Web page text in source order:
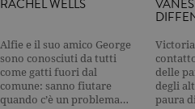
RACHEL WELLS
Alfie e il suo amico George
sono conosciuti da tutti
come gatti fuori dal
comune: sanno fiutare
quando c’è un problema…
delle
degli
paura
l'elemento
pattern sul
numero
univoco
del sito
cui si
una